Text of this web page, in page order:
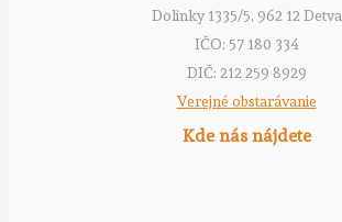
Dolinky 1335/5, 962 12 Detva
IČO: 57 180 334
DIČ: 212 259 8929
Verejné obstarávanie
Kde nás nájdete